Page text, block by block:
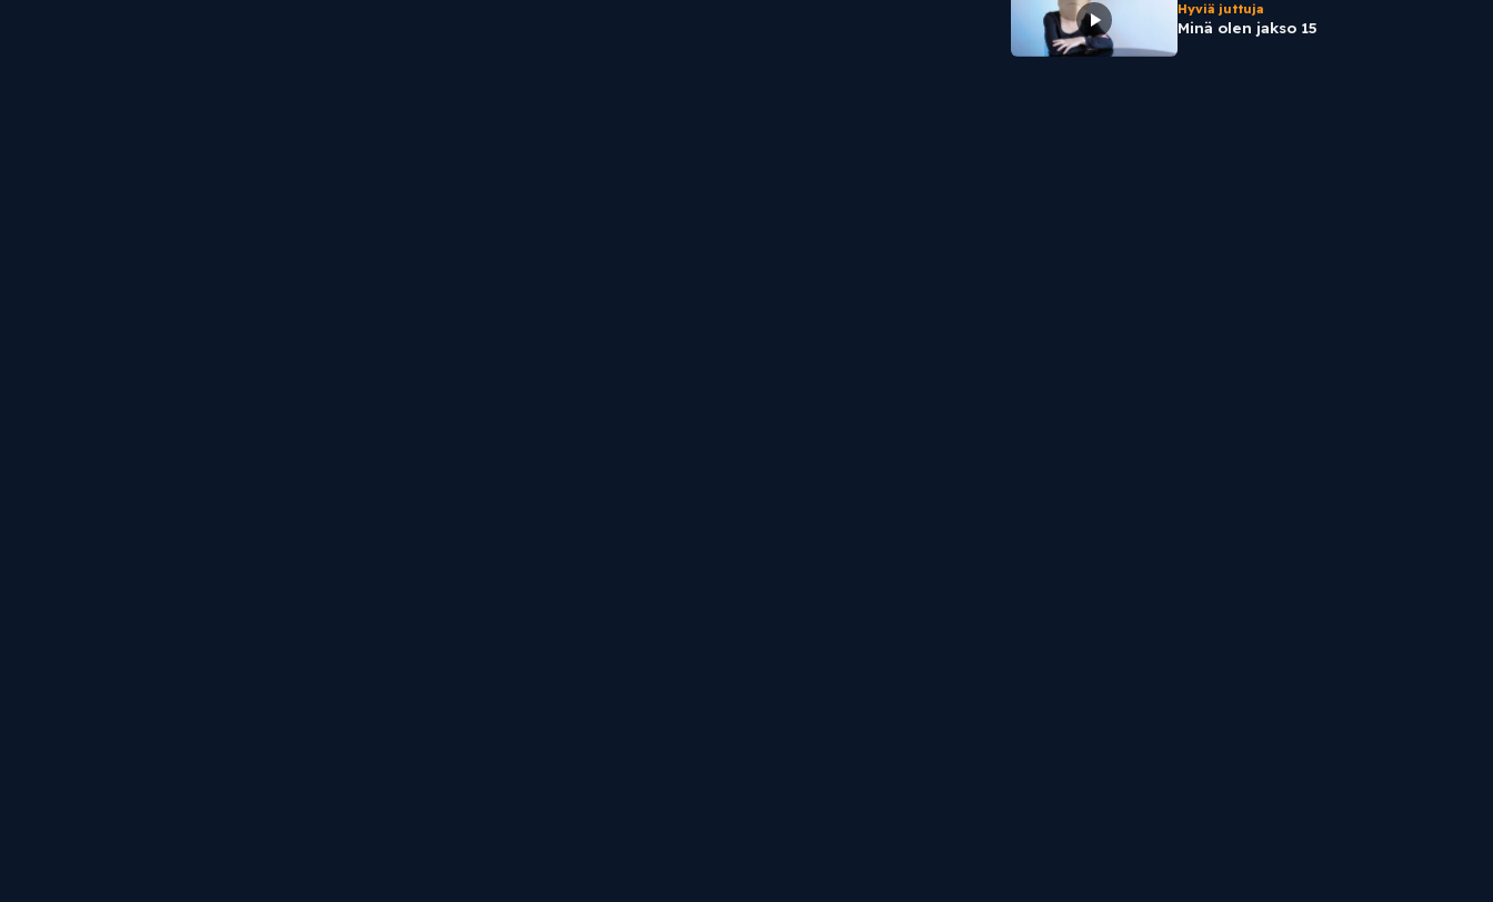
Hyviä juttuja
Minä olen jakso 15